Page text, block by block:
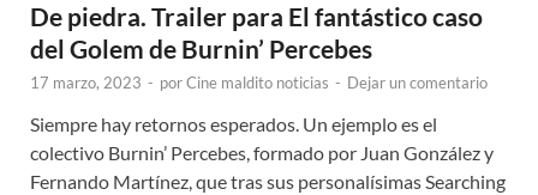
De piedra. Trailer para El fantástico caso
del Golem de Burnin’ Percebes
17 marzo, 2023 - porCine maldito noticias - Dejar un comentario
Siempre hay retornos esperados. Un ejemplo es el
colectivo Burnin’ Percebes, formado por Juan González y
Fernando Martínez, que tras sus personalísimas Searching